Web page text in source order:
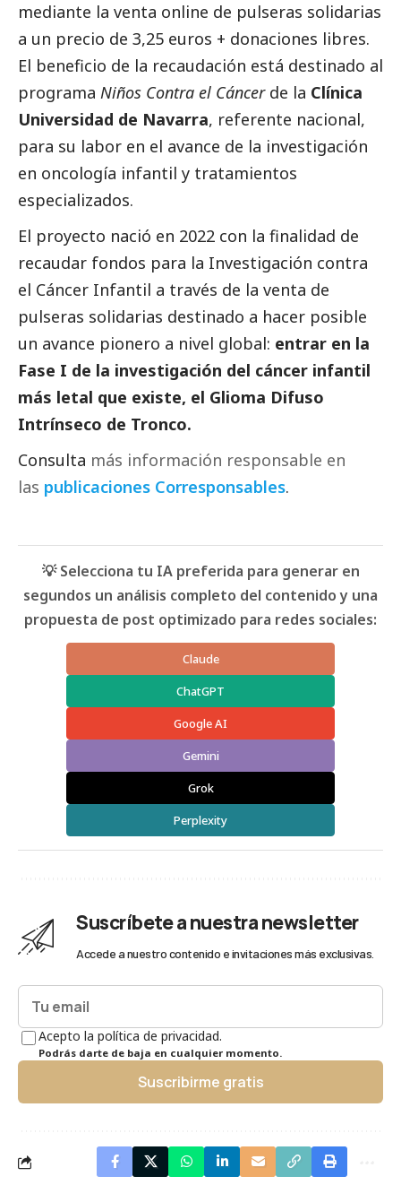
mediante la venta online de pulseras solidarias
a un precio de 3,25 euros + donaciones libres.
El beneficio de la recaudación está destinado al
programa Niños Contra el Cáncerde la Clínica
Universidad de Navarra, referente nacional,
para su labor en el avance de la investigación
en oncología infantil y tratamientos
especializados.
El proyecto nació en 2022 con la finalidad de
recaudar fondos para la Investigación contra
el Cáncer Infantil a través de la venta de
pulseras solidarias destinado a hacer posible
un avance pionero a nivel global: entrar en la
Fase I de la investigación del cáncer infantil
más letal que existe, el Glioma Difuso
Intrínseco de Tronco.
Consulta más información responsable en
las publicaciones Corresponsables.
💡 Selecciona tu IA preferida para generar en
segundos un análisis completo del contenido y una
propuesta de post optimizado para redes sociales:
Claude
ChatGPT
Google AI
Gemini
Grok
Perplexity
Suscríbete a nuestra newsletter
Accede a nuestro contenido e invitaciones más exclusivas.
Acepto la política de privacidad.
Podrás darte de baja en cualquier momento.
Suscribirme gratis